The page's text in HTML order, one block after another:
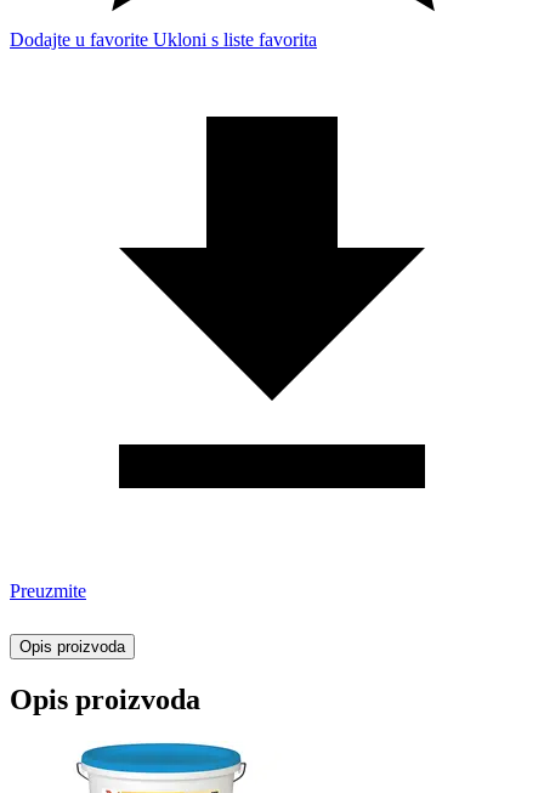
Dodajte u favorite Ukloni s liste favorita
Preuzmite
Opis proizvoda
Opis proizvoda